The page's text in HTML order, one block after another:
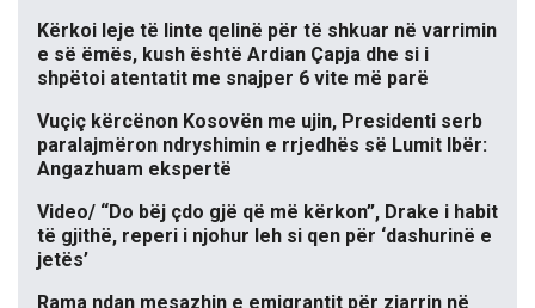
Kërkoi leje të linte qelinë për të shkuar në varrimin
e së ëmës, kush është Ardian Çapja dhe si i
shpëtoi atentatit me snajper 6 vite më parë
Vuçiç kërcënon Kosovën me ujin, Presidenti serb
paralajmëron ndryshimin e rrjedhës së Lumit Ibër:
Angazhuam ekspertë
Video/ “Do bëj çdo gjë që më kërkon”, Drake i habit
të gjithë, reperi i njohur leh si qen për ‘dashurinë e
jetës’
Rama ndan mesazhin e emigrantit për zjarrin në